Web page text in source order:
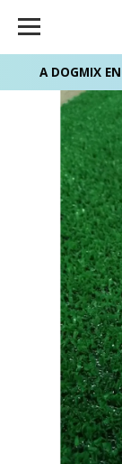
A DOGMIX